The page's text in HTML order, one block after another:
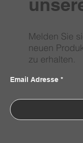
Melden Sie
neuen
zu erhalten.
Email Adresse